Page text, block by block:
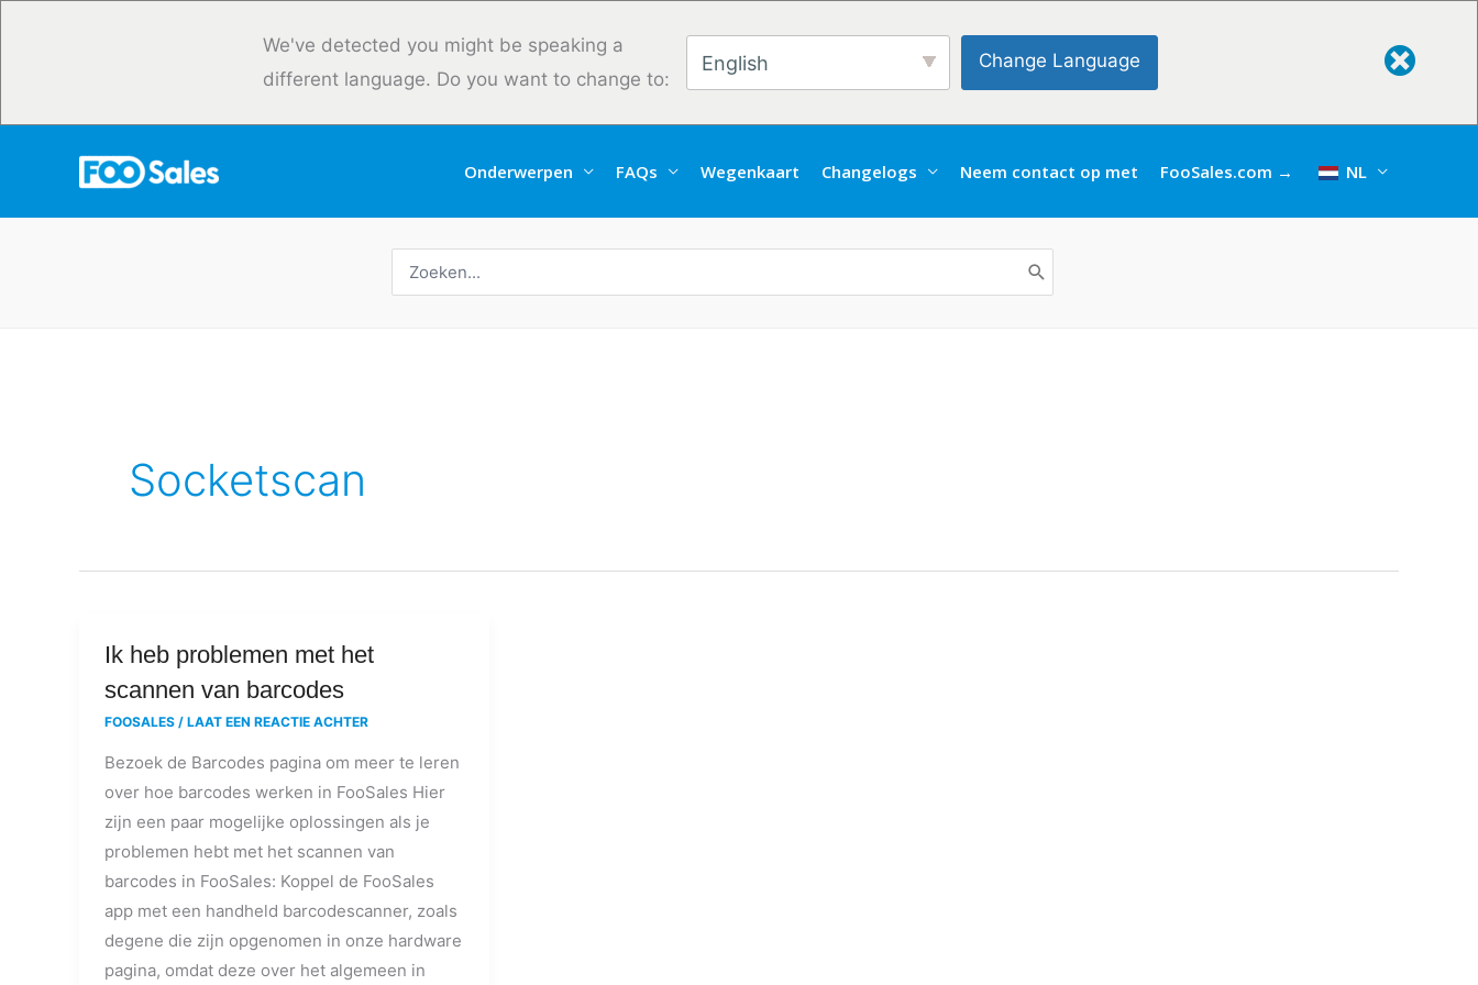
We've detected you might be speaking a
different language. Do you want to change to:
English Change Language
Onderwerpen FAQs Wegenkaart Changelogs Neem contact op met FooSales.com → NL
naar:
Socketscan
Ik heb problemen met het
scannen van barcodes
FOOSALES / LAAT EEN REACTIE ACHTER
Bezoek de Barcodes pagina om meer te leren
over hoe barcodes werken in FooSales Hier
zijn een paar mogelijke oplossingen als je
problemen hebt met het scannen van
barcodes in FooSales: Koppel de FooSales
app met een handheld barcodescanner, zoals
degene die zijn opgenomen in onze hardware
pagina, omdat deze over het algemeen in
Ik
heb
problemen
het
scannen
van
barcodes